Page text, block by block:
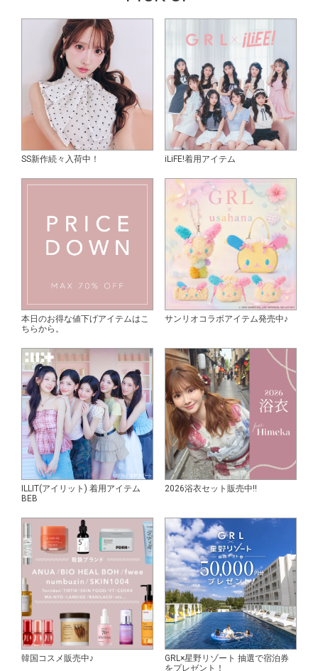
SS新作続々入荷中！ iLiFE!着用アイテム
本日のお得な値下げアイテムはこ
ちらから。
サンリオコラボアイテム発売中♪
ILLIT(アイリット) 着用アイテム
BEB
2026浴衣セット販売中!!
韓国コスメ販売中♪
GRL×星野リゾート 抽選で宿泊券
をプレゼント！